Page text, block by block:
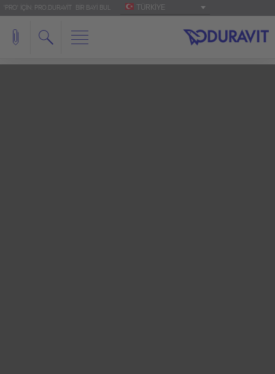
'PRO' IÇIN: PRO.DURAVIT BIR BAYI BUL TÜRKIYE